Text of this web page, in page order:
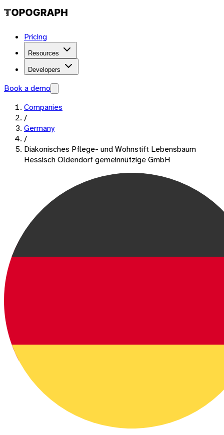
Pricing
Resources
Developers
Book a demo
Companies
/
Germany
/
Diakonisches Pflege- und Wohnstift Lebensbaum
Hessisch Oldendorf gemeinnützige GmbH